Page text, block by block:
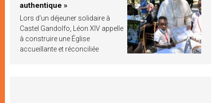
authentique »
Lors d’un déjeuner solidaire à
Castel Gandolfo, Léon XIV appelle
à construire une Église
accueillante et réconciliée